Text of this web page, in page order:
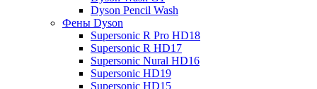
Dyson Pencil Wash
Фены Dyson
Supersonic R Pro HD18
Supersonic R HD17
Supersonic Nural HD16
Supersonic HD19
Supersonic HD15